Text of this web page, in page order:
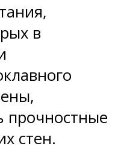
в
прочностные
стен.